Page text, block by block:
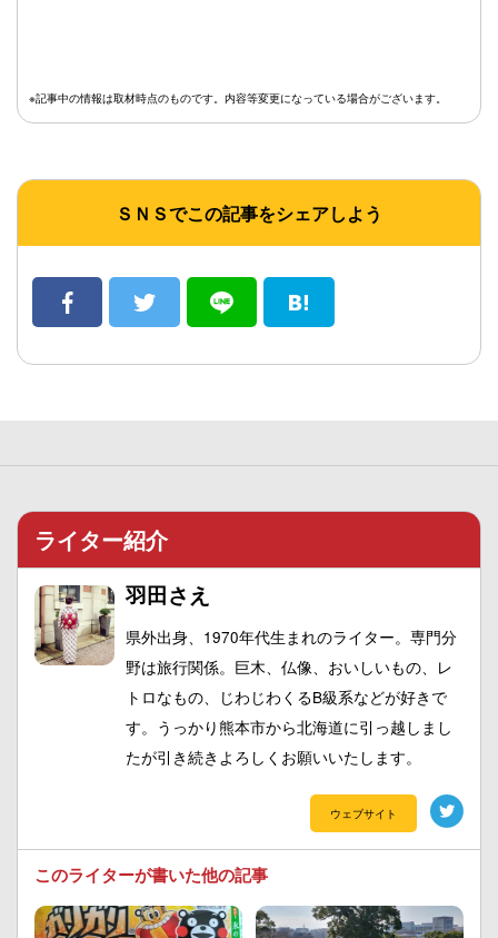
※記事中の情報は取材時点のものです。内容等変更になっている場合がございます。
ＳＮＳでこの記事をシェアしよう
ライター紹介
羽田さえ
県外出身、1970年代生まれのライター。専門分
野は旅行関係。巨木、仏像、おいしいもの、レ
トロなもの、じわじわくるB級系などが好きで
す。うっかり熊本市から北海道に引っ越しまし
たが引き続きよろしくお願いいたします。
ウェブサイト
このライターが書いた他の記事